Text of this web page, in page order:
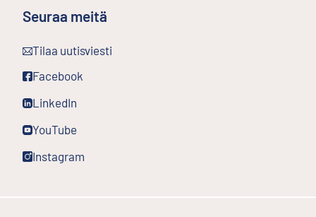
Seuraa meitä
Tilaa uutisviesti
Ulkoinen linkki
Facebook
Ulkoinen linkki
LinkedIn
Ulkoinen linkki
YouTube
Ulkoinen linkki
Instagram
Ulkoinen linkki